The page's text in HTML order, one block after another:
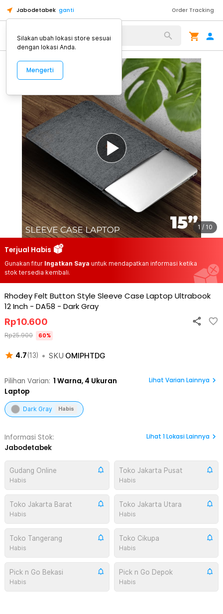
Jabodetabek ganti Order Tracking
Alat Kopi
1 / 10
Terjual Habis
Gunakan fitur Ingatkan Saya untuk mendapatkan informasi ketika
stok tersedia kembali.
Rhodey Felt Button Style Sleeve Case Laptop Ultrabook
12 Inch - DA58 - Dark Gray
4.7(13) • SKU OMIPHTDG
Rp10.600
Rp25.900 60%
Pilihan Varian: 1 Warna, 4 Ukuran
Laptop
Lihat Varian Lainnya
Dark Gray Habis
Informasi Stok:
Jabodetabek
Lihat 1Lokasi Lainnya
Gudang Online
Habis
Toko Jakarta Pusat
Habis
Toko Jakarta Barat
Habis
Toko Jakarta Utara
Habis
Toko Tangerang
Habis
Toko Cikupa
Habis
Pick n Go Bekasi
Habis
Pick n Go Depok
Habis
Silakan ubah lokasi store sesuai
dengan lokasi Anda.
Mengerti